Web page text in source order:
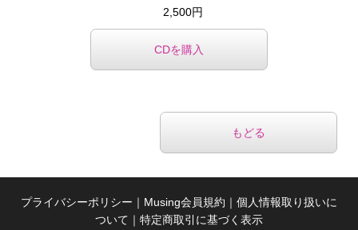
2,500円
CDを購入
もどる
プライバシーポリシー ｜ Musing会員規約 ｜ 個人情報取り扱いに
ついて ｜ 特定商取引に基づく表示